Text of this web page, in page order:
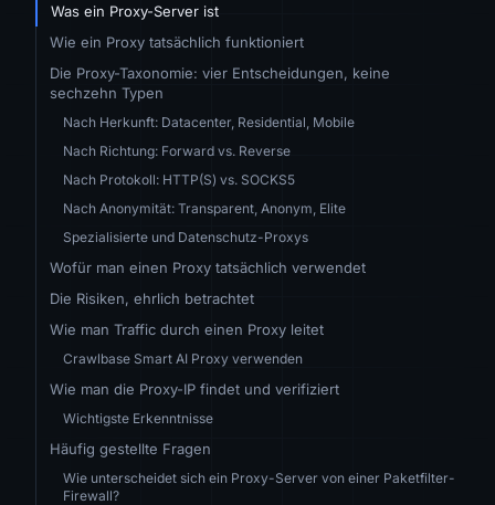
Was ein Proxy-Server ist
Wie ein Proxy tatsächlich funktioniert
Die Proxy-Taxonomie: vier Entscheidungen, keine
sechzehn Typen
Nach Herkunft: Datacenter, Residential, Mobile
Nach Richtung: Forward vs. Reverse
Nach Protokoll: HTTP(S) vs. SOCKS5
Nach Anonymität: Transparent, Anonym, Elite
Spezialisierte und Datenschutz-Proxys
Wofür man einen Proxy tatsächlich verwendet
Die Risiken, ehrlich betrachtet
Wie man Traffic durch einen Proxy leitet
Crawlbase Smart AI Proxy verwenden
Wie man die Proxy-IP findet und verifiziert
Wichtigste Erkenntnisse
Häufig gestellte Fragen
Wie unterscheidet sich ein Proxy-Server von einer Paketfilter-
Firewall?